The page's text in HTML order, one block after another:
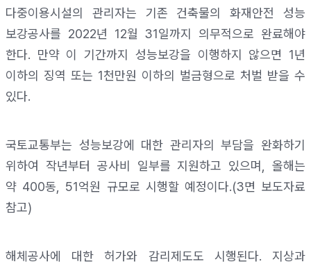
다중이용시설의 관리자는 기존 건축물의 화재안전 성능
보강공사를 2022년 12월 31일까지 의무적으로 완료해야
한다. 만약 이 기간까지 성능보강을 이행하지 않으면 1년
이하의 징역 또는 1천만원 이하의 벌금형으로 처벌 받을 수
있다.
국토교통부는 성능보강에 대한 관리자의 부담을 완화하기
위하여 작년부터 공사비 일부를 지원하고 있으며
,올해는
약 400동 , 51억원 규모로 시행할 예정이다.(3면 보도자료
참고)
해체공사에 대한 허가와 감리제도도 시행된다. 지상과